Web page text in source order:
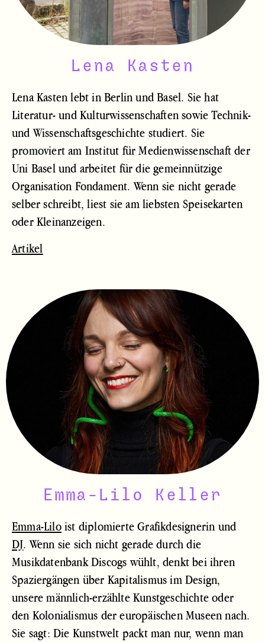
Lena Kasten
Lena Kasten lebt in Berlin und Basel. Sie hat
Literatur- und Kulturwissenschaften sowie Technik-
und Wissenschaftsgeschichte studiert. Sie
promoviert am Institut für Medienwissenschaft der
Uni Basel und arbeitet für die gemeinnützige
Organisation Fondament. Wenn sie nicht gerade
selber schreibt, liest sie am liebsten Speisekarten
oder Kleinanzeigen.
Artikel
Emma-Lilo Keller
Emma-Liloist diplomierte Grafikdesignerin und
DJ.Wenn sie sich nicht gerade durch die
Musikdatenbank Discogs wühlt, denkt bei ihren
Spaziergängen über Kapitalismus im Design,
unsere männlich-erzählte Kunstgeschichte oder
den Kolonialismus der europäischen Museen nach.
Sie sagt: Die Kunstwelt packt man nur, wenn man